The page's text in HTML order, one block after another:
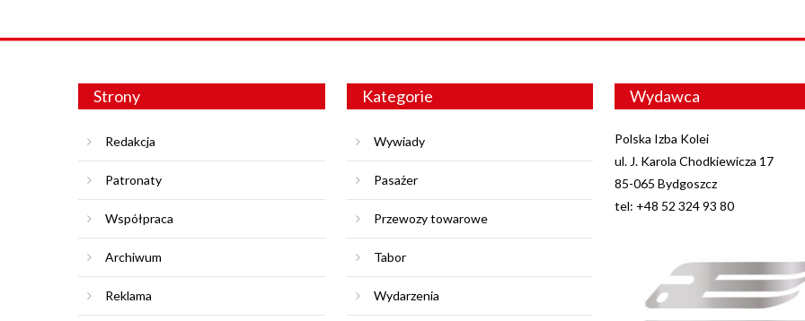
Strony
Redakcja
Patronaty
Współpraca
Archiwum
Reklama
Kategorie
Wywiady
Pasażer
Przewozy towarowe
Tabor
Wydarzenia
Wydawca
Polska Izba Kolei
ul. J. Karola Chodkiewicza 17
85-065 Bydgoszcz
tel: +48 52 324 93 80